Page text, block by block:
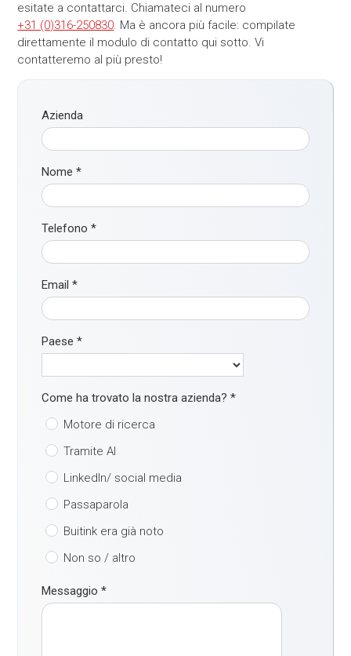
esitate a contattarci. Chiamateci al numero
+31 (0)316-250830. Ma è ancora più facile: compilate
direttamente il modulo di contatto qui sotto. Vi
contatteremo al più presto!
Azienda
Nome*
Telefono*
Email*
Paese*
Come ha trovato la nostra azienda?*
Motore di ricerca
Tramite AI
LinkedIn/ social media
Passaparola
Buitink era già noto
Non so / altro
Messaggio*